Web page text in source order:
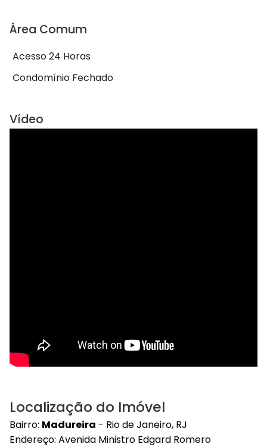
Área Comum
Acesso 24 Horas
Condomínio Fechado
Vídeo
Localização do Imóvel
Bairro: Madureira - Rio de Janeiro, RJ
Endereço: Avenida Ministro Edgard Romero